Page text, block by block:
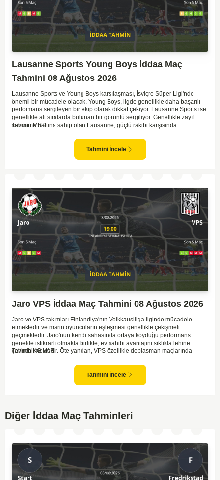
Lausanne Sports Young Boys İddaa Maç
Tahmini 08 Ağustos 2026
Lausanne Sports ve Young Boys karşılaşması, İsviçre Süper Ligi'nde
önemli bir mücadele olacak. Young Boys, ligde genellikle daha başarılı
performans sergileyen bir ekip olarak dikkat çekiyor. Lausanne Sports ise
genellikle alt sıralarda bulunan bir görüntü sergiliyor. Genellikle zayıf
savunma hattına sahip olan Lausanne, güçlü rakibi karşısında
Maçın sonucunda Young Boys'un galip gelme olasılığı yüksek görünüyor.
Tahmin MS 2
Tahmini İncele
Jaro VPS İddaa Maç Tahmini 08 Ağustos 2026
Jaro ve VPS takımları Finlandiya'nın Veikkausliiga liginde mücadele
etmektedir ve marin oyuncuların eşleşmesi genellikle çekişmeli
geçmektedir. Jaro'nun kendi sahasında ortaya koyduğu performans
genelde istikrarlı olmakla birlikte, ev sahibi avantajını sıklıkla lehine
çevirebilmektedir. Öte yandan, VPS özellikle deplasman maçlarında
anlar yakalayabilmektedir. İki takım arasındaki tarihsel rekabet dikkate
alındığında, maçın dengede geçmesi olasıdır ve her iki tarafın da gol
şansı bulunmaktadır. Özellikle Jaro'nun savunma zaafları ve VPS'nin hızlı
Tahmin KG VAR
Tahmini İncele
Diğer İddaa Maç Tahminleri